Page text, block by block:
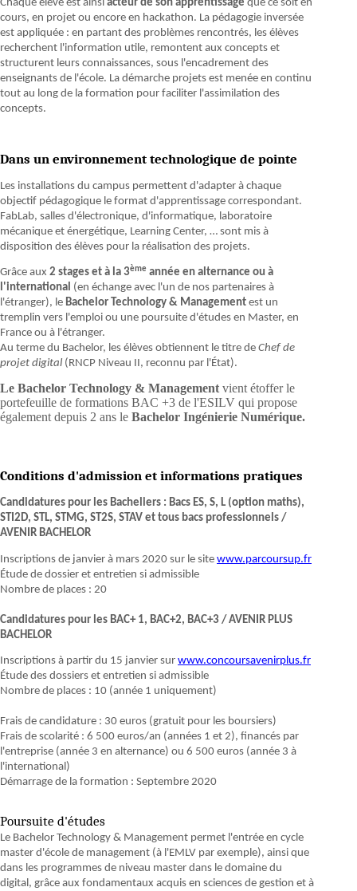
Chaque élève est ainsi acteur de son apprentissage que ce soit en
cours, en projet ou encore en hackathon. La pédagogie inversée
est appliquée : en partant des problèmes rencontrés, les élèves
recherchent l'information utile, remontent aux concepts et
structurent leurs connaissances, sous l'encadrement des
enseignants de l'école. La démarche projets est menée en continu
tout au long de la formation pour faciliter l'assimilation des
concepts.
Dans un environnement technologique de pointe
Les installations du campus permettent d'adapter à chaque
objectif pédagogique le format d'apprentissage correspondant.
FabLab, salles d'électronique, d'informatique, laboratoire
mécanique et énergétique, Learning Center, … sont mis à
disposition des élèves pour la réalisation des projets.
Grâce aux 2 stages et à la 3ème année en alternance ou à
l'international (en échange avec l'un de nos partenaires à
l'étranger), le Bachelor Technology & Management est un
tremplin vers l'emploi ou une poursuite d'études en Master, en
France ou à l'étranger.
Au terme du Bachelor, les élèves obtiennent le titre de Chef de
projet digital (RNCP Niveau II, reconnu par l'État).
Le Bachelor Technology & Management vient étoffer le
portefeuille de formations BAC +3 de l'ESILV qui propose
également depuis 2 ans le Bachelor Ingénierie Numérique.
Conditions d'admission et informations pratiques
Candidatures pour les Bacheliers : Bacs ES, S, L (option maths),
STI2D, STL, STMG, ST2S, STAV et tous bacs professionnels /
AVENIR BACHELOR
Inscriptions de janvier à mars 2020 sur le site www.parcoursup.fr
Étude de dossier et entretien si admissible
Nombre de places : 20
Candidatures pour les BAC+ 1, BAC+2, BAC+3 / AVENIR PLUS
BACHELOR
Inscriptions à partir du 15 janvier sur www.concoursavenirplus.fr
Étude des dossiers et entretien si admissible
Nombre de places : 10 (année 1 uniquement)
Frais de candidature : 30 euros (gratuit pour les boursiers)
Frais de scolarité : 6 500 euros/an (années 1 et 2), financés par
l'entreprise (année 3 en alternance) ou 6 500 euros (année 3 à
l'international)
Démarrage de la formation : Septembre 2020
Poursuite d'études
Le Bachelor Technology & Management permet l'entrée en cycle
master d'école de management (à l'EMLV par exemple), ainsi que
dans les programmes de niveau master dans le domaine du
digital, grâce aux fondamentaux acquis en sciences de gestion et à